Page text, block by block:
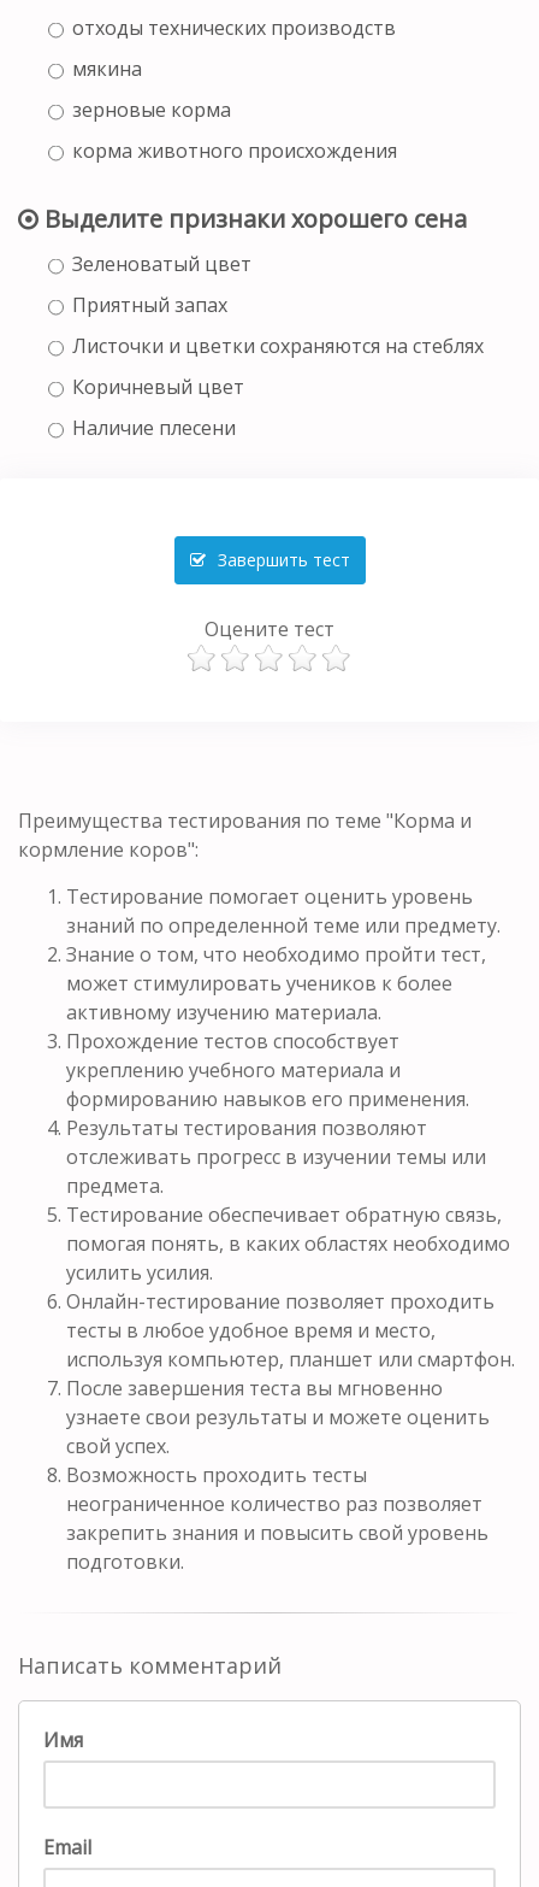
отходы технических производств
мякина
зерновые корма
корма животного происхождения
Выделите признаки хорошего сена
Зеленоватый цвет
Приятный запах
Листочки и цветки сохраняются на стеблях
Коричневый цвет
Наличие плесени
Завершить тест
Оцените тест
Преимущества тестирования по теме "Корма и
кормление коров":
Тестирование помогает оценить уровень
знаний по определенной теме или предмету.
Знание о том, что необходимо пройти тест,
может стимулировать учеников к более
активному изучению материала.
Прохождение тестов способствует
укреплению учебного материала и
формированию навыков его применения.
Результаты тестирования позволяют
отслеживать прогресс в изучении темы или
предмета.
Тестирование обеспечивает обратную связь,
помогая понять, в каких областях необходимо
усилить усилия.
Онлайн-тестирование позволяет проходить
тесты в любое удобное время и место,
используя компьютер, планшет или смартфон.
После завершения теста вы мгновенно
узнаете свои результаты и можете оценить
свой успех.
Возможность проходить тесты
неограниченное количество раз позволяет
закрепить знания и повысить свой уровень
подготовки.
Написать комментарий
Имя
Email